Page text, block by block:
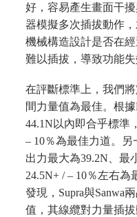
好，容易產生畫面干
器模擬多次插拔動作
機械構造設計是否在
難以插拔，導致功能
在評斷標準上，我們
間力量值為最佳。根
44.1N以內即合乎標準
– 10％為最佳力道。
出力最大為39.2N、最
24.5N+ / – 10％左右
發現，Supra與Sanwa
值，其線纜對力量插